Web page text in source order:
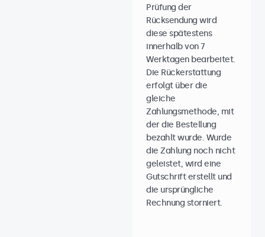
Prüfung der
Rücksendung wird
diese spätestens
innerhalb von 7
Werktagen bearbeitet.
Die Rückerstattung
erfolgt über die
gleiche
Zahlungsmethode, mit
der die Bestellung
bezahlt wurde. Wurde
die Zahlung noch nicht
geleistet, wird eine
Gutschrift erstellt und
die ursprüngliche
Rechnung storniert.